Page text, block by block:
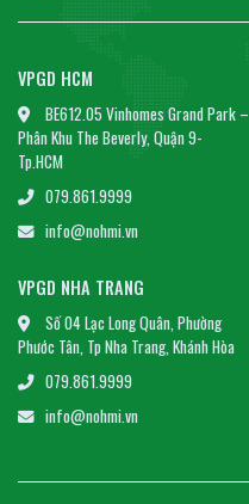
VPGD HCM
BE612.05 Vinhomes Grand Park –
Phân Khu The Beverly, Quận 9-
Tp.HCM
079.861.9999
info@nohmi.vn
VPGD NHA TRANG
Số 04 Lạc Long Quân, Phường
Phước Tân, Tp Nha Trang, Khánh Hòa
079.861.9999
info@nohmi.vn